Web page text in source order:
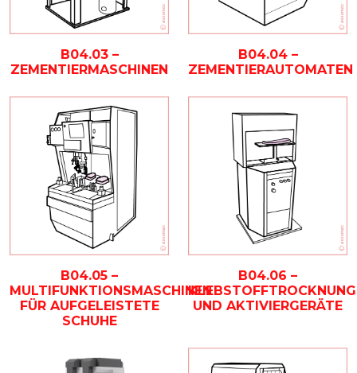
B04.03 –
ZEMENTIERMASCHINEN
B04.04 –
ZEMENTIERAUTOMATEN
B04.05 –
MULTIFUNKTIONSMASCHINEN
FÜR AUFGELEISTETE
SCHUHE
B04.06 –
UND AKTIVIERGERÄTE